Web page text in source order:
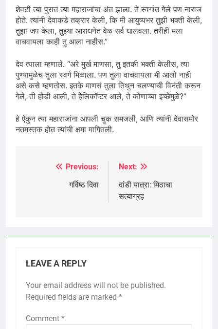
शेवटी त्या पुरात त्या महाराजांचा अंत झाला. ते स्वर्गात गेले पण नाराज
होते. त्यांनी देवाकडे तक्रार केली, कि मी आयुष्यभर तुझी भक्ती केली,
तुझा जप केला, तुझ्या आराधनेत वेळ सर्व घालवला. तरीही मला
वाचवायला काही तु आला नाहीस.”
देव त्याला म्हणाले. “अरे मुर्ख माणसा, तु इतकी भक्ती केलीस, त्या
पुण्यामुळेच तुला स्वर्ग मिळाला. पण तुला वाचवायला मी आलो नाही
असे कसे म्हणतोस. इतके माणसं तुला तिथुन चलण्याची विनंती करून
गेले, ती होडी आली, ते हेलिकॉप्टर आले, ते कोणाच्या इच्छेमुळे?”
हे ऐकुन त्या महाराजांना आपली चुक समजली, आणि त्यांनी देवासमोर
नतमस्तक होत त्यांची क्षमा मागितली.
navigation
Previous:
गर्विष्ठ दिवा
Next:
दांडी यात्रा: मिठाचा
सत्याग्रह
LEAVE A REPLY
Your email address will not be published.
Required fields are marked *
Comment *